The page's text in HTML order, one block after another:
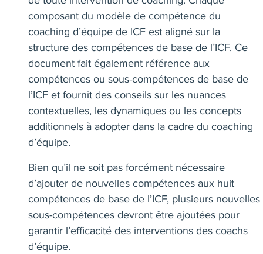
composant du modèle de compétence du
coaching d’équipe de ICF est aligné sur la
structure des compétences de base de l’ICF. Ce
document fait également référence aux
compétences ou sous-compétences de base de
l’ICF et fournit des conseils sur les nuances
contextuelles, les dynamiques ou les concepts
additionnels à adopter dans la cadre du coaching
d’équipe.
Bien qu’il ne soit pas forcément nécessaire
d’ajouter de nouvelles compétences aux huit
compétences de base de l’ICF, plusieurs nouvelles
sous-compétences devront être ajoutées pour
garantir l’efficacité des interventions des coachs
d’équipe.